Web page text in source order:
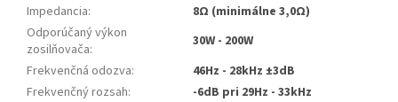
Impedancia:
8Ω (minimálne 3,0Ω)
Odporúčaný výkon
zosilňovača:
30W - 200W
Frekvenčná odozva:
46Hz - 28kHz ±3dB
Frekvenčný rozsah:
-6dB pri 29Hz - 33kHz